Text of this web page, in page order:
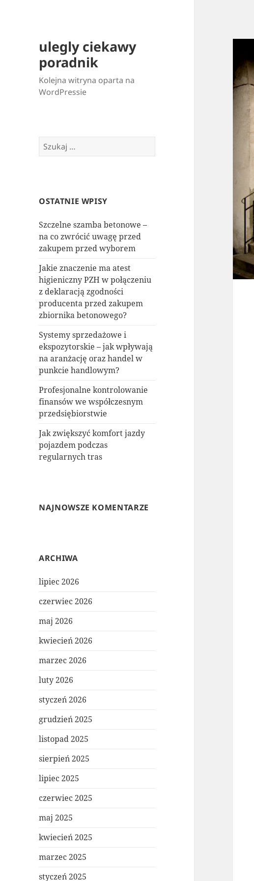
ulegly ciekawy
poradnik
Kolejna witryna oparta na
WordPressie
Szukaj:
OSTATNIE WPISY
Szczelne szamba betonowe –
na co zwrócić uwagę przed
zakupem przed wyborem
Jakie znaczenie ma atest
higieniczny PZH w połączeniu
z deklaracją zgodności
producenta przed zakupem
zbiornika betonowego?
Systemy sprzedażowe i
ekspozytorskie – jak wpływają
na aranżację oraz handel w
punkcie handlowym?
Profesjonalne kontrolowanie
finansów we współczesnym
przedsiębiorstwie
Jak zwiększyć komfort jazdy
pojazdem podczas
regularnych tras
NAJNOWSZE KOMENTARZE
ARCHIWA
lipiec 2026
czerwiec 2026
maj 2026
kwiecień 2026
marzec 2026
luty 2026
styczeń 2026
grudzień 2025
listopad 2025
sierpień 2025
lipiec 2025
czerwiec 2025
maj 2025
kwiecień 2025
marzec 2025
styczeń 2025